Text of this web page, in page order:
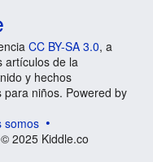
CC BY-SA 3.0, a
artículos de la
y hechos
para niños. Powered by
somos
© 2025 Kiddle.co